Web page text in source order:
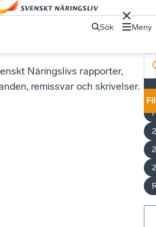
Sök Meny
Näringslivs rapporter,
remissvar och skrivelser.